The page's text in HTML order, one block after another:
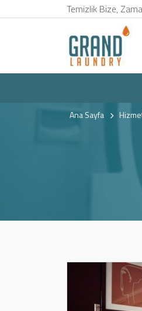
Temizlik Bize,
Ana Sayfa